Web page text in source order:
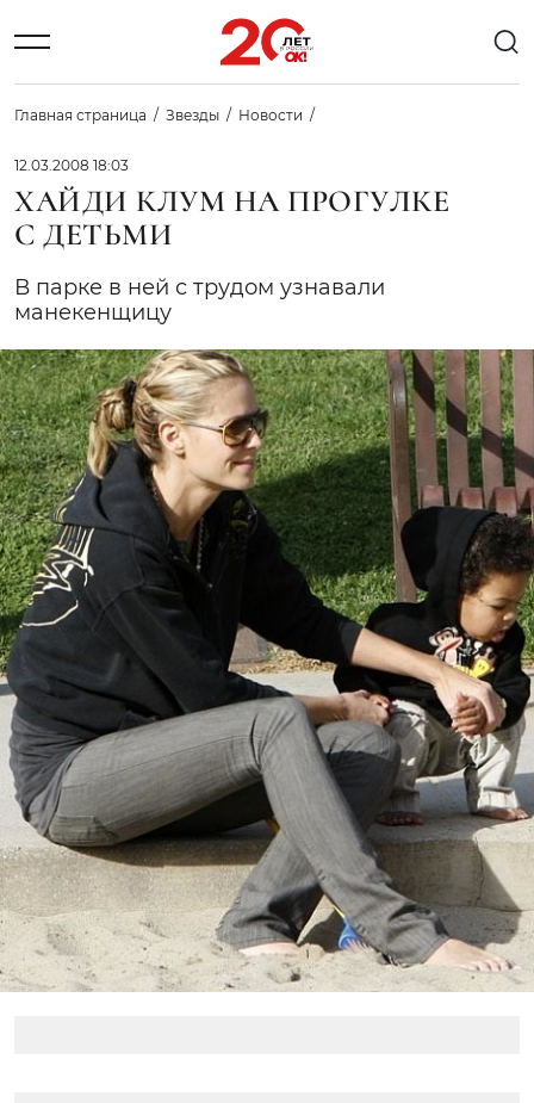
Главная страница Звезды Новости
12.03.2008 18:03
ХАЙДИ КЛУМ НА ПРОГУЛКЕ
С ДЕТЬМИ
В парке в ней с трудом узнавали
манекенщицу